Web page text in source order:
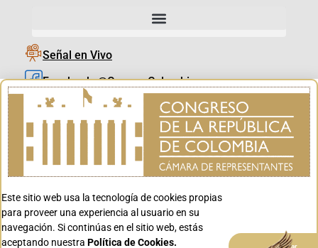
Señal en Vivo
Facebook_@CamaraColombia
Instagram_@CamaraColombia
X_@CamaraColombia
Youtube_@CamaraColombia
Youtube_@CanalCongreso
Este sitio web usa la tecnología de cookies propias
para proveer una experiencia al usuario en su
navegación. Si continúas en el sitio web, estás
aceptando nuestra Política de Cookies. Aceptar